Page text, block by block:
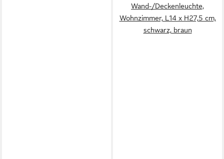
Wand-/Deckenleuchte,
Wohnzimmer, L14 x H27,5 cm,
schwarz, braun